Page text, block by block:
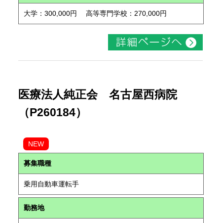
大学：300,000円 高等専門学校：270,000円
医療法人純正会 名古屋西病院
（P260184）
NEW
募集職種
乗用自動車運転手
勤務地